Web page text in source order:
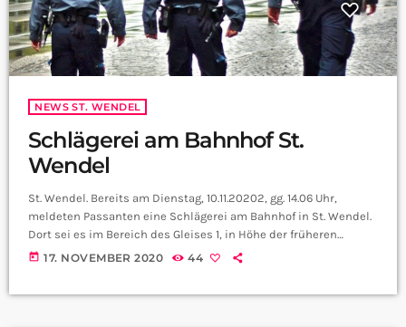
NEWS ST. WENDEL
Schlägerei am Bahnhof St.
Wendel
St. Wendel. Bereits am Dienstag, 10.11.20202, gg. 14.06 Uhr,
meldeten Passanten eine Schlägerei am Bahnhof in St. Wendel.
Dort sei es im Bereich des Gleises 1, in Höhe der früheren
dortigen Bahnhofsgaststätte, zu einer Auseinandersetzung
today 17. NOVEMBER 2020 44